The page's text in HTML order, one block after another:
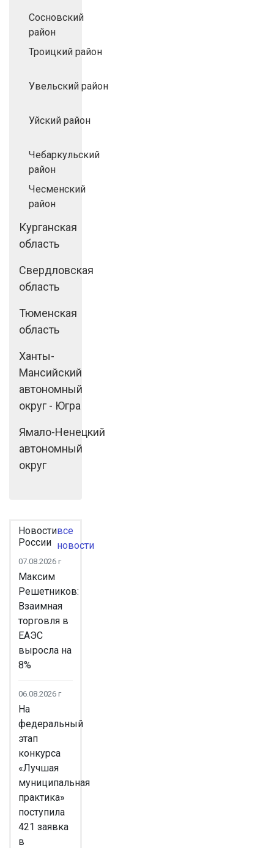
Сосновский
район
Троицкий район
Увельский район
Уйский район
Чебаркульский
район
Чесменский
район
Курганская
область
Свердловская
область
Тюменская
область
Ханты-
Мансийский
автономный
округ - Югра
Ямало-Ненецкий
автономный
округ
Новости
России
все
новости
07.08.2026 г
Максим
Решетников:
Взаимная
торговля в
ЕАЭС
выросла на
8%
06.08.2026 г
На
федеральный
этап
конкурса
«Лучшая
муниципальная
практика»
поступила
421 заявка
в